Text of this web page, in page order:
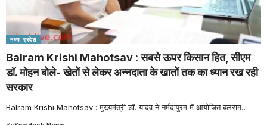
मध्य प्रदेश
Balram Krishi Mahotsav : सबसे ऊपर किसान हित, सीएम
डॉ. मोहन बोले- खेतों से लेकर अन्नदाता के खातों तक का ध्यान रख रही
सरकार
Balram Krishi Mahotsav : मुख्यमंत्री डॉ. यादव ने नर्मदापुरम में आयोजित बलराम…